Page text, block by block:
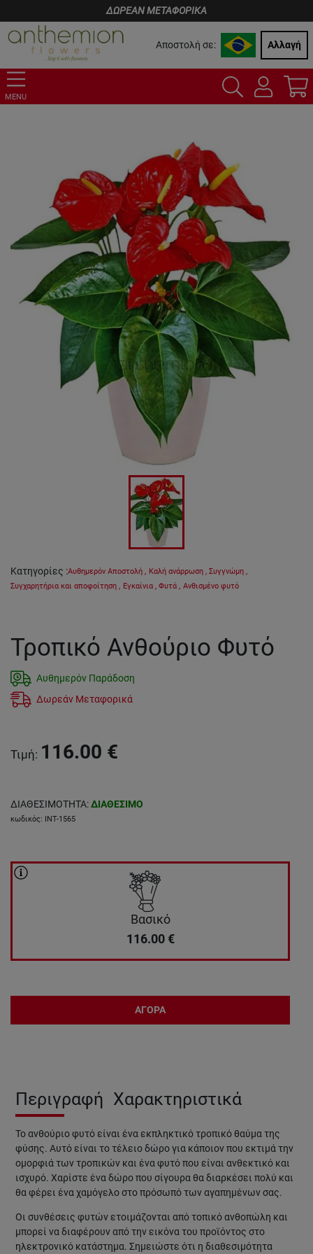
ΔΩΡΕΑΝ ΜΕΤΑΦΟΡΙΚΑ
Αποστολή σε: Αλλαγή
MENU
Κατηγορίες :Αυθημερόν Αποστολή , Καλή ανάρρωση , Συγγνώμη ,
Συγχαρητήρια και αποφοίτηση , Εγκαίνια , Φυτά , Ανθισμένο φυτό
Τροπικό Ανθούριο Φυτό
Αυθημερόν Παράδοση
Δωρεάν Μεταφορικά
Τιμή: 116.00 €
ΔΙΑΘΕΣΙΜΟΤΗΤΑ:ΔΙΑΘΕΣΙΜΟ
κωδικός: INT-1565
Βασικό
116.00 €
ΑΓΟΡΑ
Περιγραφή Χαρακτηριστικά
Το ανθούριο φυτό είναι ένα εκπληκτικό τροπικό θαύμα της
φύσης. Αυτό είναι το τέλειο δώρο για κάποιον που εκτιμά την
ομορφιά των τροπικών και ένα φυτό που είναι ανθεκτικό και
ισχυρό. Χαρίστε ένα δώρο που σίγουρα θα διαρκέσει πολύ και
θα φέρει ένα χαμόγελο στο πρόσωπό των αγαπημένων σας.
Οι συνθέσεις φυτών ετοιμάζονται από τοπικό ανθοπώλη και
μπορεί να διαφέρουν από την εικόνα του προϊόντος στο
ηλεκτρονικό κατάστημα. Σημειώστε ότι η διαθεσιμότητα